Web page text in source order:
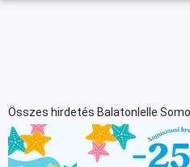
Összes hirdetés Balatonlelle